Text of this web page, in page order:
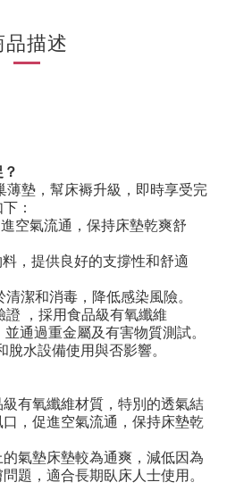
品描述
薄墊，幫床褥升級，即時享受完
：
空氣流通，保持床墊乾爽舒
，提供良好的支撐性和舒適
潔和消毒，降低感染風險。
證 ，採用食品級有氧纖維
通過重金屬及有害物質測試。
水設備使用與否影響。
有氧纖維材質，特別的透氣結
，促進空氣流通，保持床墊乾
氣墊床墊較為通爽，減低因為
題，適合長期臥床人士使用。